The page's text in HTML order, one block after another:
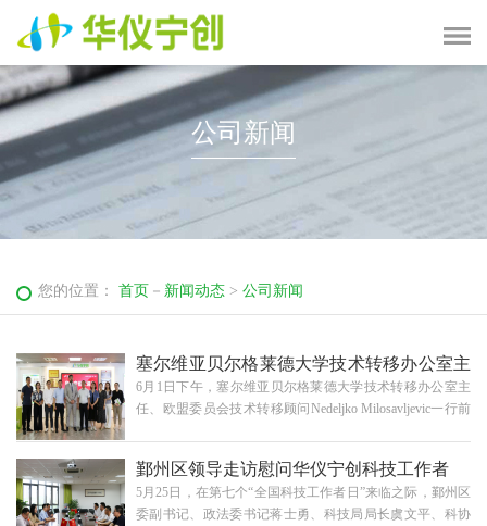
公司新闻
您的位置： 首页 － 新闻动态 > 公司新闻
塞尔维亚贝尔格莱德大学技术转移办公室主
任一行莅临华仪宁创参观考察
6月1日下午，塞尔维亚贝尔格莱德大学技术转移办公室主
任、欧盟委员会技术转移顾问Nedeljko Milosavljevic一行前
总经理张明明、项目经理赵春雨、项目经理张涵，宁波市
院士和海外智力服务中心主任周天威、科长王双玲随行此
次考察活动。考察团合影留念交流洽谈会华仪宁创总经理
鄞州区领导走访慰问华仪宁创科技工作者
5月25日，在第七个“全国科技工作者日”来临之际，鄞州区
委副书记、政法委书记蒋士勇、科技局局长虞文平、科协